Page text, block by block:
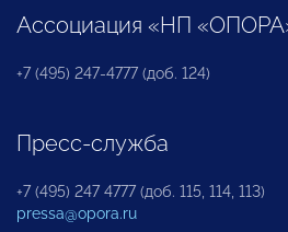
Ассоциация «НП
+7 (495) 247-4777 (доб. 124)
Пресс-служба
+7 (495) 247 4777 (доб. 115, 114, 113)
pressa@opora.ru